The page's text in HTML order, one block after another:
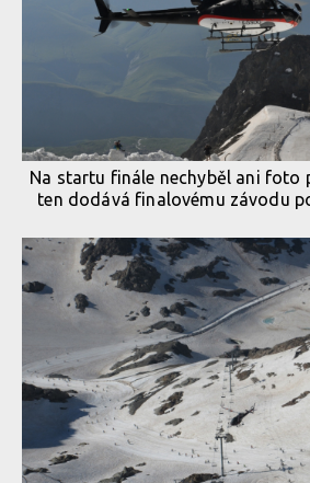
Na startu finále nechyběl ani foto
ten dodává finalovému závodu